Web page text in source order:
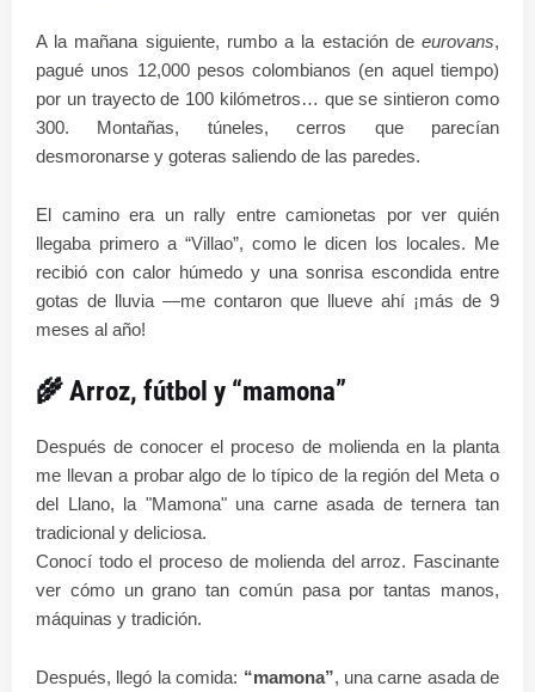
A la mañana siguiente, rumbo a la estación de eurovans,
pagué unos 12,000 pesos colombianos (en aquel tiempo)
por un trayecto de 100 kilómetros… que se sintieron como
300. Montañas, túneles, cerros que parecían
desmoronarse y goteras saliendo de las paredes.
El camino era un rally entre camionetas por ver quién
llegaba primero a “Villao”, como le dicen los locales. Me
recibió con calor húmedo y una sonrisa escondida entre
gotas de lluvia —me contaron que llueve ahí ¡más de 9
meses al año!
🌾 Arroz, fútbol y “mamona”
Después de conocer el proceso de molienda en la planta
me llevan a probar algo de lo típico de la región del Meta o
del Llano, la "Mamona" una carne asada de ternera tan
tradicional y deliciosa.
Conocí todo el proceso de molienda del arroz. Fascinante
ver cómo un grano tan común pasa por tantas manos,
máquinas y tradición.
Después, llegó la comida: “mamona”, una carne asada de